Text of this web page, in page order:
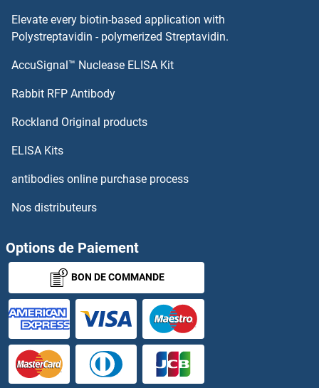
OAS3 Kits ELISA
Elevate every biotin-based application with
Polystreptavidin - polymerized Streptavidin.
AccuSignal™ Nuclease ELISA Kit
Rabbit RFP Antibody
Rockland Original products
ELISA Kits
antibodies online purchase process
Nos distributeurs
Options de Paiement
BON DE COMMANDE